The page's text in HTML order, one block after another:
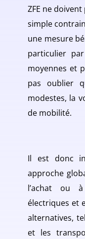
ZFE ne
simple
une mesure
particulier
moyennes et
pas oublier
modestes, la
de mobilité.
Il est donc
approche
l’achat ou
électriques et
alternatives,
et les